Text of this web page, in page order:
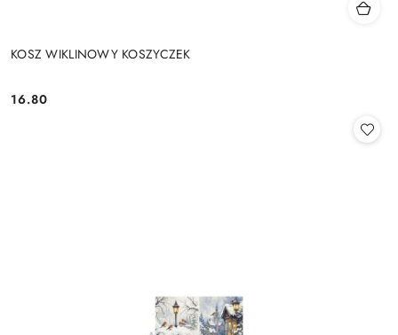
KOSZ WIKLINOWY KOSZYCZEK
Cena:
16.80